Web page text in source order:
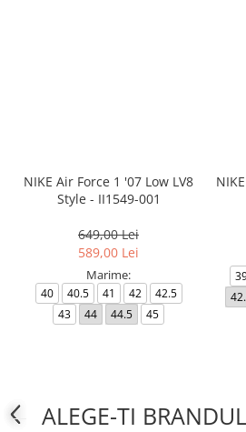
NIKE Air Force 1 '07 Low LV8
Style - II1549-001
649,00 Lei
589,00 Lei
Marime:
40 40.5 41 42
42.5
43
44 44.5 45
ALEGE-TI